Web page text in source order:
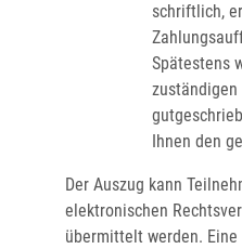
schriftlich,
Spätestens
Ihnen den
Der Auszug kann
elektronischen
übermittelt werden.